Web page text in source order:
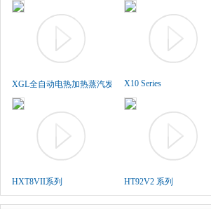
XGL全自动电热加热蒸汽发生..X10 Series
HXT8VII系列 HT92V2 系列